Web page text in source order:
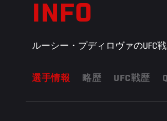
INFO
ルーシー・プディロヴァのUFC
選手情報 略歴 UFC戦歴